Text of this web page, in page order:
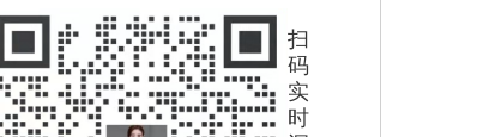
扫
码
实
时